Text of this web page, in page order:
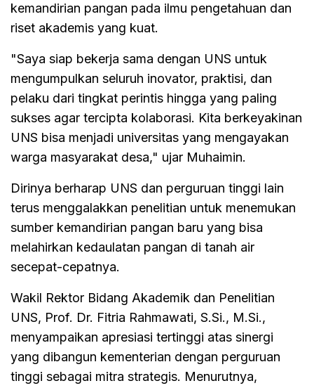
kemandirian pangan pada ilmu pengetahuan dan
riset akademis yang kuat.
"Saya siap bekerja sama dengan UNS untuk
mengumpulkan seluruh inovator, praktisi, dan
pelaku dari tingkat perintis hingga yang paling
sukses agar tercipta kolaborasi. Kita berkeyakinan
UNS bisa menjadi universitas yang mengayakan
warga masyarakat desa," ujar Muhaimin.
Dirinya berharap UNS dan perguruan tinggi lain
terus menggalakkan penelitian untuk menemukan
sumber kemandirian pangan baru yang bisa
melahirkan kedaulatan pangan di tanah air
secepat-cepatnya.
Wakil Rektor Bidang Akademik dan Penelitian
UNS, Prof. Dr. Fitria Rahmawati, S.Si., M.Si.,
menyampaikan apresiasi tertinggi atas sinergi
yang dibangun kementerian dengan perguruan
tinggi sebagai mitra strategis. Menurutnya,